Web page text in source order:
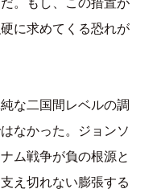
。もし、この措置が
に求めてくる恐れが
な二国間レベルの調
なかった。ジョンソ
ム戦争が負の根源と
え切れない膨張する